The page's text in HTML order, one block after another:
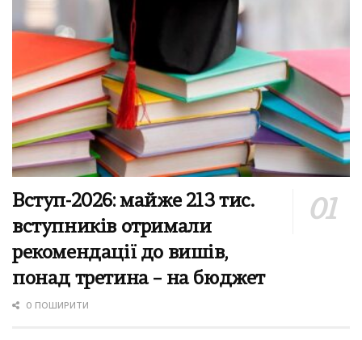
Вступ-2026: майже 213 тис.
вступників отримали
рекомендації до вишів,
понад третина – на бюджет
0 ПОШИРИТИ